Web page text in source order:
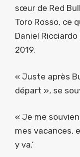
sœur de Red
Toro Rosso, ce
Daniel
2019.
« Juste après
départ », se
« Je me
mes vacances,
y va.’